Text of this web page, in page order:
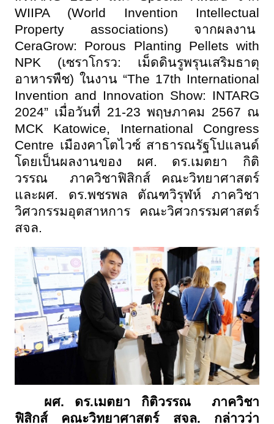
WIIPA (World Invention Intellectual
Property associations) จากผลงาน
CeraGrow: Porous Planting Pellets with
NPK (เซราโกรว: เม็ดดินรูพรุนเสริมธาตุ
อาหารพืช) ในงาน “The 17th International
Invention and Innovation Show: INTARG
2024” เมื่อวันที่ 21-23 พฤษภาคม 2567 ณ
MCK Katowice, International Congress
Centre เมืองคาโตไวซ์ สาธารณรัฐโปแลนด์
โดยเป็นผลงานของ ผศ. ดร.เมตยา กิติ
วรรณ ภาควิชาฟิสิกส์ คณะวิทยาศาสตร์
และผศ. ดร.พชรพล ตัณฑวิรุฬห์ ภาควิชา
วิศวกรรมอุตสาหการ คณะวิศวกรรมศาสตร์
สจล.
ผศ. ดร.เมตยา กิติวรรณ ภาควิชา
ฟิสิกส์ คณะวิทยาศาสตร์ สจล. กล่าวว่า